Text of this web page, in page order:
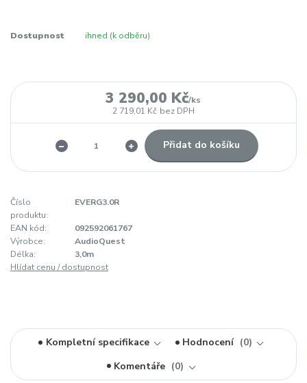
Dostupnost ihned (k odběru)
3 290,00 Kč/ks
2 719,01 Kč bez DPH
Přidat do košíku
Číslo
produktu:
EVERG3.0R
EAN kód:
092592061767
Výrobce:
AudioQuest
Délka:
3,0m
Hlídat cenu / dostupnost
Kompletní specifikace Hodnocení
0
Komentáře
0